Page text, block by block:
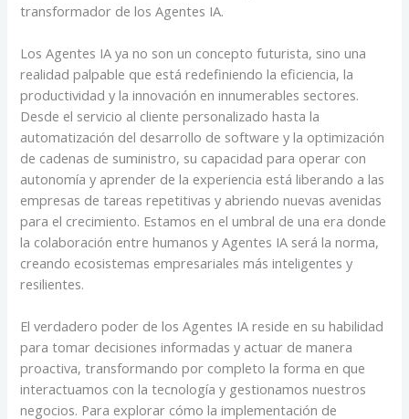
transformador de los Agentes IA.
Los Agentes IA ya no son un concepto futurista, sino una
realidad palpable que está redefiniendo la eficiencia, la
productividad y la innovación en innumerables sectores.
Desde el servicio al cliente personalizado hasta la
automatización del desarrollo de software y la optimización
de cadenas de suministro, su capacidad para operar con
autonomía y aprender de la experiencia está liberando a las
empresas de tareas repetitivas y abriendo nuevas avenidas
para el crecimiento. Estamos en el umbral de una era donde
la colaboración entre humanos y Agentes IA será la norma,
creando ecosistemas empresariales más inteligentes y
resilientes.
El verdadero poder de los Agentes IA reside en su habilidad
para tomar decisiones informadas y actuar de manera
proactiva, transformando por completo la forma en que
interactuamos con la tecnología y gestionamos nuestros
negocios. Para explorar cómo la implementación de